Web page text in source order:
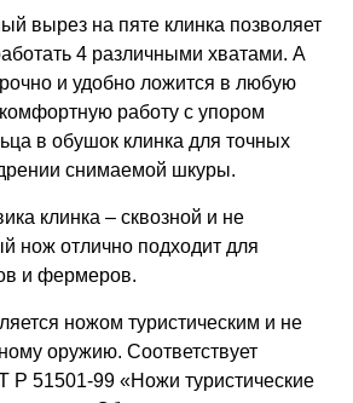
вырез на пяте клинка позволяет
4 различными хватами. А
и удобно ложится в любую
работу с упором
в обушок клинка для точных
снимаемой шкуры.
клинка – сквозной и не
нож отлично подходит для
и фермеров.
ножом туристическим и не
оружию. Соответствует
Р 51501-99 «Ножи туристические